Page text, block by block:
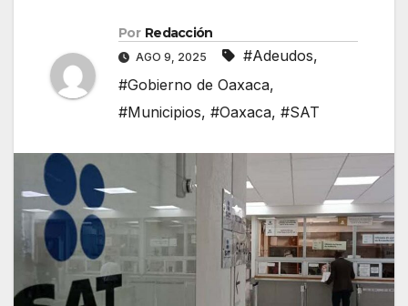
Por Redacción
AGO 9, 2025 #Adeudos,
#Gobierno de Oaxaca,
#Municipios, #Oaxaca, #SAT